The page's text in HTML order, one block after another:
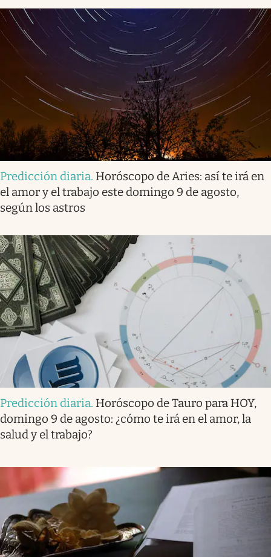
Predicción diaria. Horóscopo de Aries: así te irá en
el amor y el trabajo este domingo 9 de agosto,
según los astros
Predicción diaria. Horóscopo de Tauro para HOY,
domingo 9 de agosto: ¿cómo te irá en el amor, la
salud y el trabajo?